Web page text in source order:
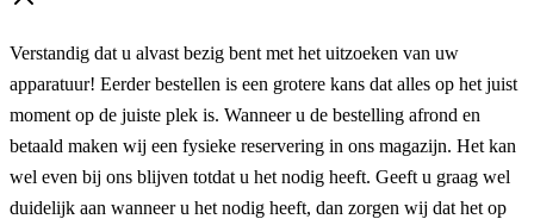
Verstandig dat u alvast bezig bent met het uitzoeken van uw
apparatuur! Eerder bestellen is een grotere kans dat alles op het juist
moment op de juiste plek is. Wanneer u de bestelling afrond en
betaald maken wij een fysieke reservering in ons magazijn. Het kan
wel even bij ons blijven totdat u het nodig heeft. Geeft u graag wel
duidelijk aan wanneer u het nodig heeft, dan zorgen wij dat het op